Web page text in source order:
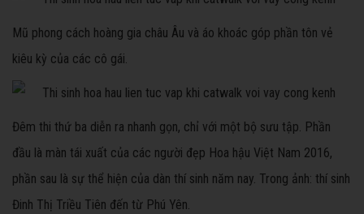
Mũ phong cách hoàng gia châu Âu và áo khoác góp phần tôn vẻ
kiêu kỳ của các cô gái.
Đêm thi thứ ba diễn ra nhanh gọn, chỉ với một bộ sưu tập. Phần
đầu là màn tái xuất của các người đẹp Hoa hậu Việt Nam 2016,
phần sau là sự thể hiện của dàn thí sinh năm nay. Trong ảnh: thí sinh
Đinh Thị Triều Tiên đến từ Phú Yên.